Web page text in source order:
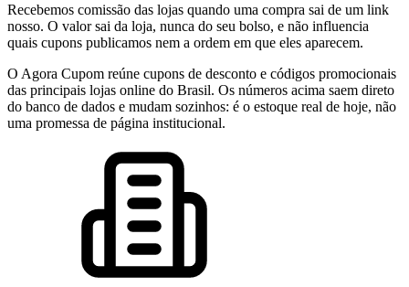
Recebemos comissão das lojas quando uma compra sai de um link
nosso. O valor sai da loja, nunca do seu bolso, e não influencia
quais cupons publicamos nem a ordem em que eles aparecem.
O Agora Cupom reúne cupons de desconto e códigos promocionais
das principais lojas online do Brasil. Os números acima saem direto
do banco de dados e mudam sozinhos: é o estoque real de hoje, não
uma promessa de página institucional.